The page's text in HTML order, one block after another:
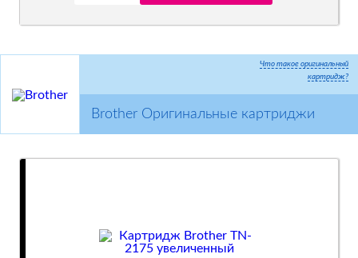
Что такое оригинальный
картридж?
Brother Оригинальные картриджи